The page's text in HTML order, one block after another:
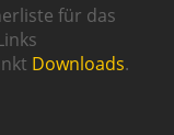
für das
Downloads.